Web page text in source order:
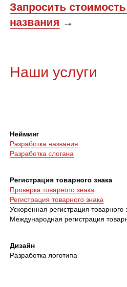
Запросить
названия →
Наши услуги
Нейминг
Разработка названия
Разработка слогана
Регистрация товарного знака
Проверка товарного знака
Регистрация товарного знака
Ускоренная регистрация товарного
Международная регистрация
Дизайн
Разработка логотипа